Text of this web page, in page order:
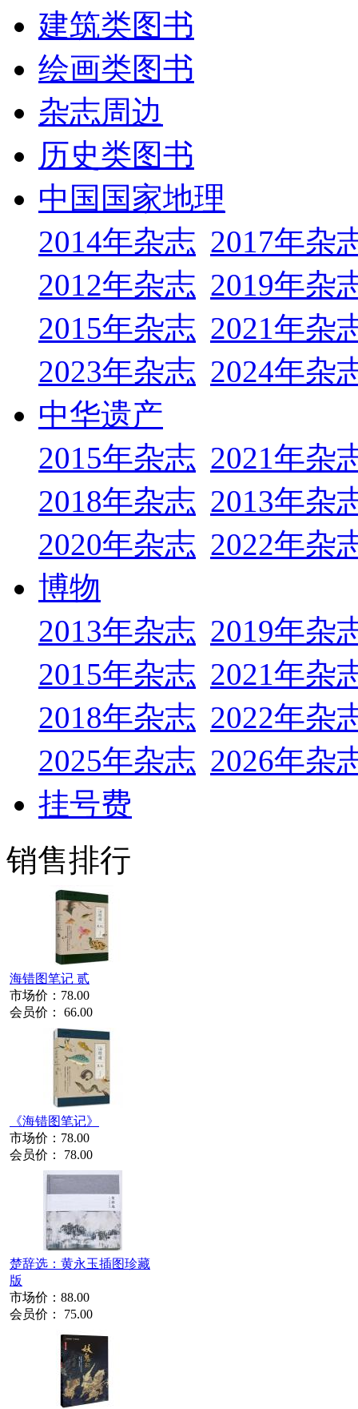
建筑类图书
绘画类图书
杂志周边
历史类图书
中国国家地理
2014年杂志 2017年杂
2012年杂志 2019年杂
2015年杂志 2021年杂
2023年杂志 2024年杂
中华遗产
2015年杂志 2021年杂
2018年杂志 2013年杂
2020年杂志 2022年杂
博物
2013年杂志 2019年杂
2015年杂志 2021年杂
2018年杂志 2022年杂
2025年杂志 2026年杂
挂号费
销售排行
海错图笔记 贰
市场价： 78.00
会员价： 66.00
《海错图笔记》
市场价： 78.00
会员价： 78.00
楚辞选：黄永玉插图珍藏
版
市场价： 88.00
会员价： 75.00